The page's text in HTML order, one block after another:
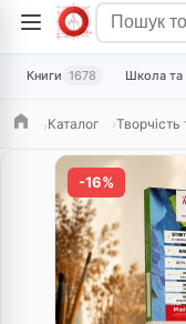
Книги 1678 Школа та
ГоловнаКаталог Творчість
-16%